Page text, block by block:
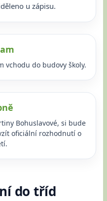
u zápisu.
vchodu do budovy školy.
Bohuslavové, si bude
oficiální rozhodnutí o
do tříd